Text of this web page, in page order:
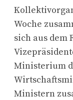
Woche
sich aus dem
Ministerium
Ministern